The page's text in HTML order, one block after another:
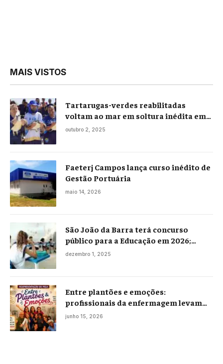
MAIS VISTOS
Tartarugas-verdes reabilitadas
voltam ao mar em soltura inédita em
Praia Seca
outubro 2, 2025
Faeterj Campos lança curso inédito de
Gestão Portuária
maio 14, 2026
São João da Barra terá concurso
público para a Educação em 2026;
projeto já está na Câmara
dezembro 1, 2025
Entre plantões e emoções:
profissionais da enfermagem levam
histórias reais ao palco em Campos
junho 15, 2026